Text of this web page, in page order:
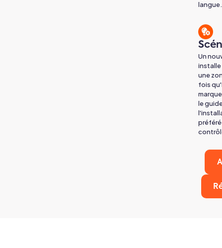
langue.
Un
installe
une
fois
le